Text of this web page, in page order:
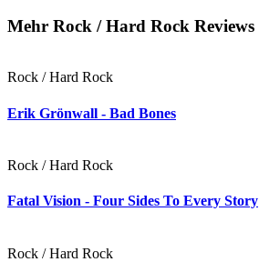
Mehr Rock / Hard Rock Reviews
Rock / Hard Rock
Erik Grönwall - Bad Bones
Rock / Hard Rock
Fatal Vision - Four Sides To Every Story
Rock / Hard Rock